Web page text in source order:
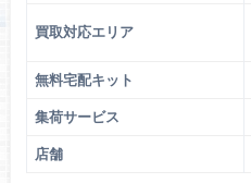
買取対応エリア
無料宅配キット
集荷サービス
店舗